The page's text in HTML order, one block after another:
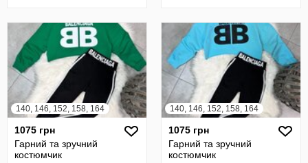
140, 146, 152, 158, 164
1075 грн
Гарний та зручний
костюмчик
140, 146, 152, 158, 164
1075 грн
Гарний та зручний
костюмчик